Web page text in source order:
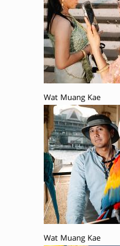
Wat Muang Kae
Wat Muang Kae